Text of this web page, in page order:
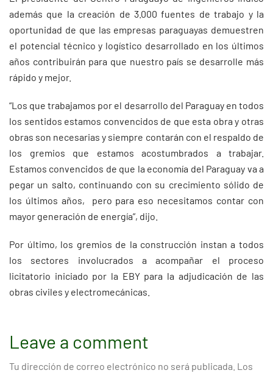
además que la creación de 3.000 fuentes de trabajo y la
oportunidad de que las empresas paraguayas demuestren
el potencial técnico y logístico desarrollado en los últimos
años contribuirán para que nuestro país se desarrolle más
rápido y mejor.
“Los que trabajamos por el desarrollo del Paraguay en todos
los sentidos estamos convencidos de que esta obra y otras
obras son necesarias y siempre contarán con el respaldo de
los gremios que estamos acostumbrados a trabajar.
Estamos convencidos de que la economía del Paraguay va a
pegar un salto, continuando con su crecimiento sólido de
los últimos años, pero para eso necesitamos contar con
mayor generación de energía”, dijo.
Por último, los gremios de la construcción instan a todos
los sectores involucrados a acompañar el proceso
licitatorio iniciado por la EBY para la adjudicación de las
obras civiles y electromecánicas.
Leave a comment
Tu dirección de correo electrónico no será publicada. Los